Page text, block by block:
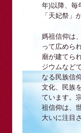
年)以降、毎
「天妃祭」
媽祖信仰は
って広めら
廟が建てら
ジウムなど
なる民族信
文化、民族
ています。
祖信仰は、
大いに注目